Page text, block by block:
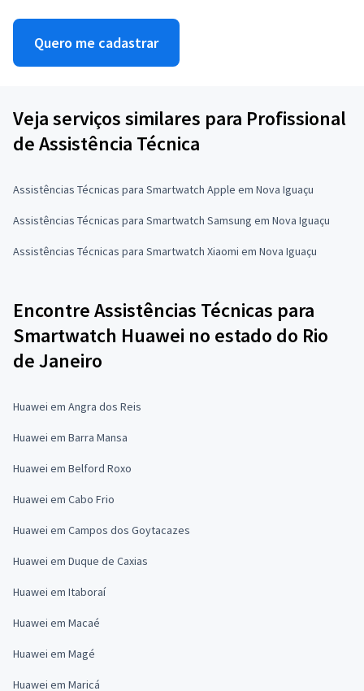
Quero me cadastrar
Veja serviços similares para Profissional
de Assistência Técnica
Assistências Técnicas para Smartwatch Apple em Nova Iguaçu
Assistências Técnicas para Smartwatch Samsung em Nova Iguaçu
Assistências Técnicas para Smartwatch Xiaomi em Nova Iguaçu
Encontre Assistências Técnicas para
Smartwatch Huawei no estado do Rio
de Janeiro
Huawei em Angra dos Reis
Huawei em Barra Mansa
Huawei em Belford Roxo
Huawei em Cabo Frio
Huawei em Campos dos Goytacazes
Huawei em Duque de Caxias
Huawei em Itaboraí
Huawei em Macaé
Huawei em Magé
Huawei em Maricá